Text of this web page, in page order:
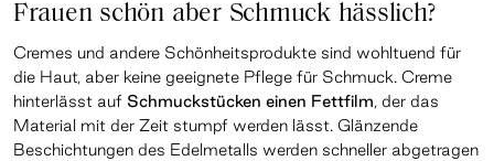
Frauen schön aber Schmuck hässlich?
Cremes und andere Schönheitsprodukte sind wohltuend für
die Haut, aber keine geeignete Pflege für Schmuck. Creme
hinterlässt auf Schmuckstücken einen Fettfilm, der das
Material mit der Zeit stumpf werden lässt. Glänzende
Beschichtungen des Edelmetalls werden schneller abgetragen